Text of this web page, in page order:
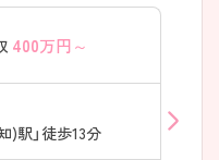
400万円～
)駅」徒歩13分